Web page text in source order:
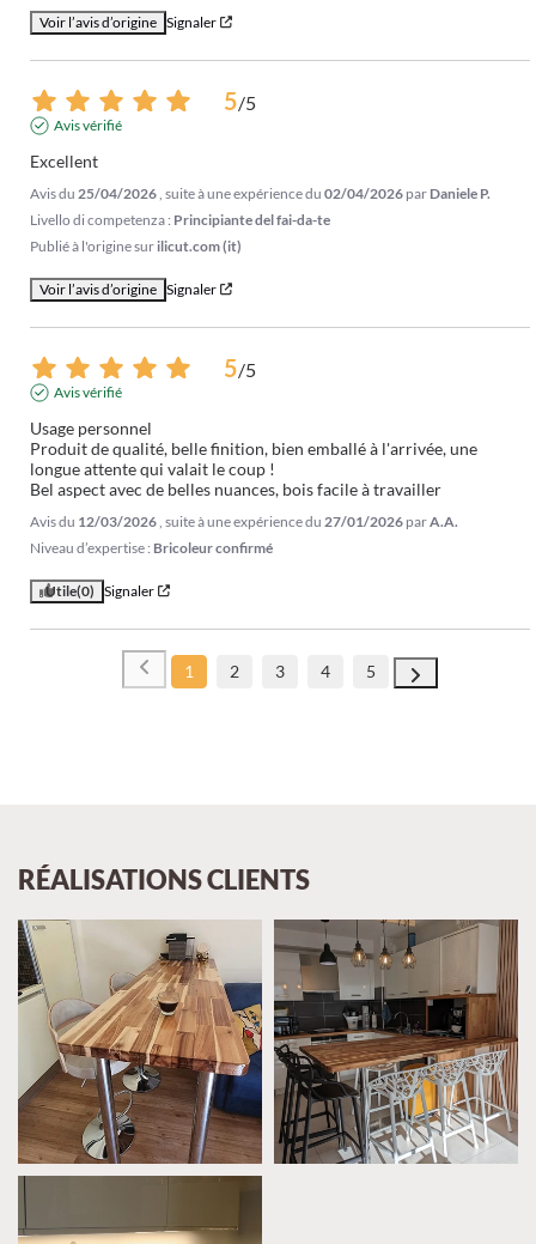
Voir l’avis d’origine Signaler
5/5
Avis vérifié
Excellent
Avis du 25/04/2026 , suite à une expérience du 02/04/2026 par Daniele P.
Livello di competenza : Principiante del fai-da-te
Publié à l'origine sur ilicut.com (it)
Voir l’avis d’origine Signaler
5/5
Avis vérifié
Usage personnel
Produit de qualité, belle finition, bien emballé à l'arrivée, une
longue attente qui valait le coup !
Bel aspect avec de belles nuances, bois facile à travailler
Avis du 12/03/2026 , suite à une expérience du 27/01/2026 parA.A.
Niveau d’expertise : Bricoleur confirmé
Utile(0) Signaler
1 2 3 4 5
RÉALISATIONS CLIENTS